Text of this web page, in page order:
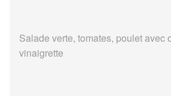
Salade verte, tomates, poulet avec
vinaigrette